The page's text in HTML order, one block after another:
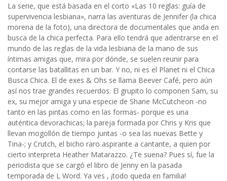
La serie, que está basada en el corto «Las 10 reglas: guía de
supervivencia lesbiana», narra las aventuras de Jennifer (la chica
morena de la foto), una directora de documentales que anda en
busca de la chica perfecta. Para ello tendrá que adentrarse en el
mundo de las reglas de la vida lesbiana de la mano de sus
íntimas amigas que, mira por dónde, se suelen reunir para
contarse las batallitas en un bar. Y no, ni es el Planet ni el Chica
Busca Chica. El de exes & Ohs se llama Beever Café, pero aún
así nos trae grandes recuerdos. El grupito lo componen Sam, su
ex, su mejor amiga y una especie de Shane McCutcheon -no
tanto en las pintas como en las formas- porque es una
auténtica devorachicas; la pareja formada por Chris y Kris que
llevan mogollón de tiempo juntas -o sea las nuevas Bette y
Tina-; y Crutch, el bicho raro aspirante a cantante, a quien por
cierto interpreta Heather Matarazzo. ¿Te suena? Pues sí, fue la
periodista que se cargó el libro de Jenny en la pasada
temporada de L Word. Ya ves , ¡todo queda en familia!